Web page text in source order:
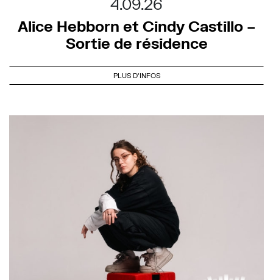
4.09.26
Alice Hebborn et Cindy Castillo –
Sortie de résidence
PLUS D'INFOS